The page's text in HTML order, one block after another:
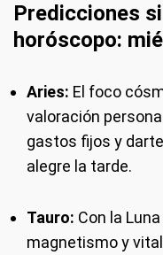
Predicciones
horóscopo:
Aries: El foco
valoración
gastos fijos y
alegre la tarde.
Tauro: Con la
magnetismo y